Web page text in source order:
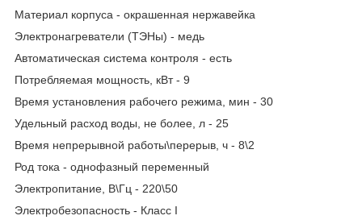
Материал корпуса - окрашенная нержавейка
Электронагреватели (ТЭНы) - медь
Автоматическая система контроля - есть
Потребляемая мощность, кВт - 9
Время установления рабочего режима, мин - 30
Удельный расход воды, не более, л - 25
Время непрерывной работы\перерыв, ч - 8\2
Род тока - однофазный переменный
Электропитание, В\Гц - 220\50
Электробезопасность - Класс I